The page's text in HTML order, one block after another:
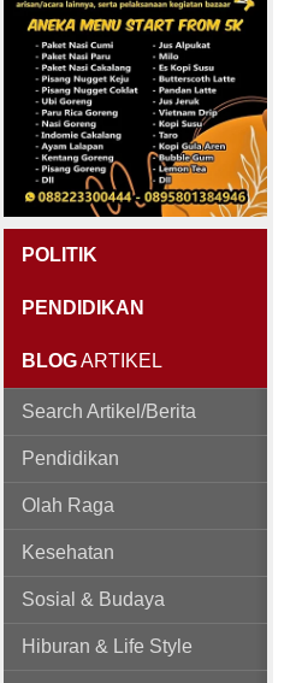
POLITIK
PENDIDIKAN
BLOGARTIKEL
Search Artikel/Berita
Pendidikan
Olah Raga
Kesehatan
Sosial & Budaya
Hiburan & Life Style